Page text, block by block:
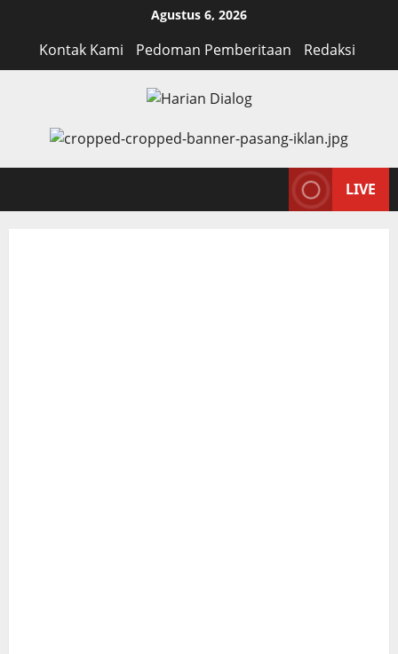
content
Agustus 6, 2026
Kontak Kami Pedoman Pemberitaan Redaksi
LIVE